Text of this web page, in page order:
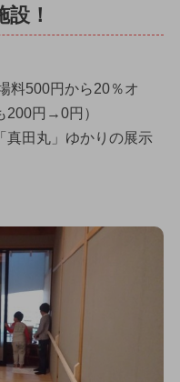
！
500円から20％オ
円→0円）
真田丸」ゆかりの展示